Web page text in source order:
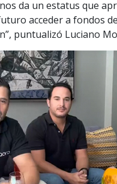
da un estatus que
acceder a fondos
puntualizó Luciano